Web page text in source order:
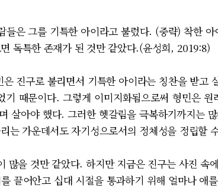
은 그를 기특한 아이라고 불렀다. (중략) 착한 아
독특한 존재가 된 것만 같았다.(윤성희, 2019:8)
진구로 불리면서 기특한 아이라는 칭찬을 받고
때문이다. 그렇게 이미지화됨으로써 형민은
살아야 했다. 그러한 헷갈림을 극복하기까지는
는 가운데서도 자기성으로서의 정체성을 정립할
을 것만 같았다. 하지만 지금은 진구는 사진 속
끌어안고 십대 시절을 통과하기 위해 얼마나 애